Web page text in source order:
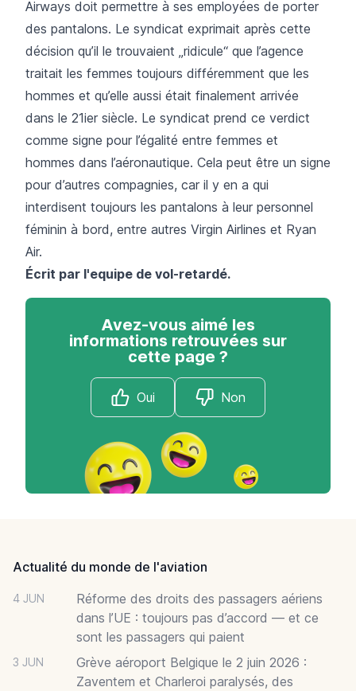
Airways doit permettre à ses employées de porter
des pantalons. Le syndicat exprimait après cette
décision qu’il le trouvaient „ridicule“ que l’agence
traitait les femmes toujours différemment que les
hommes et qu’elle aussi était finalement arrivée
dans le 21ier siècle. Le syndicat prend ce verdict
comme signe pour l’égalité entre femmes et
hommes dans l’aéronautique. Cela peut être un signe
pour d’autres compagnies, car il y en a qui
interdisent toujours les pantalons à leur personnel
féminin à bord, entre autres Virgin Airlines et Ryan
Air.
Écrit par l'equipe de vol-retardé.
Avez-vous aimé les
informations retrouvées sur
cette page ?
Oui Non
Actualité du monde de l'aviation
4 JUN
Réforme des droits des passagers aériens
dans l’UE : toujours pas d’accord — et ce
sont les passagers qui paient
3 JUN
Grève aéroport Belgique le 2 juin 2026 :
Zaventem et Charleroi paralysés, des